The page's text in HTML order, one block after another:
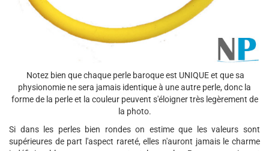
Notez bien que chaque perle baroque est UNIQUE et que sa
physionomie ne sera jamais identique à une autre perle, donc la
forme de la perle et la couleur peuvent s'éloigner très legèrement de
la photo.
Si dans les perles bien rondes on estime que les valeurs sont
supérieures de part l'aspect rareté, elles n'auront jamais le charme